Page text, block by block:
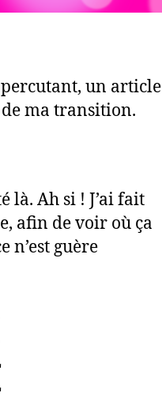
un article
ma transition.
là. Ah si ! J’ai fait
afin de voir où ça
n’est guère